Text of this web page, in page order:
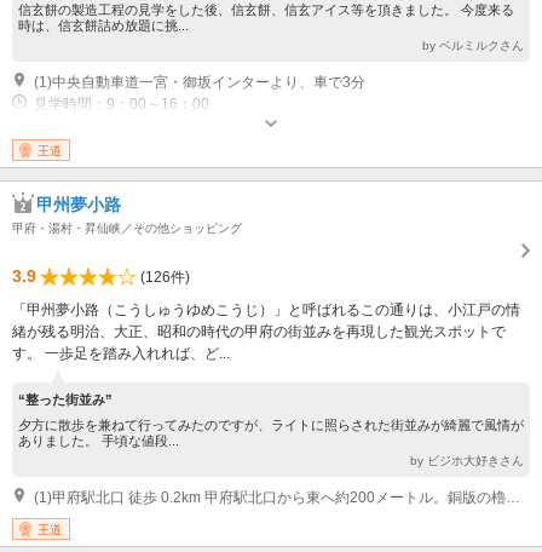
信玄餅の製造工程の見学をした後、信玄餅、信玄アイス等を頂きました。 今度来る
時は、信玄餅詰め放題に挑...
by ベルミルクさん
(1)中央自動車道一宮・御坂インターより、車で3分
見学時間：9：00～16：00
王道
甲州夢小路
甲府・湯村・昇仙峡／その他ショッピング
3.9
(126件)
「甲州夢小路（こうしゅうゆめこうじ）」と呼ばれるこの通りは、小江戸の情
緒が残る明治、大正、昭和の時代の甲府の街並みを再現した観光スポットで
す。 一歩足を踏み入れれば、ど...
“整った街並み”
夕方に散歩を兼ねて行ってみたのですが、ライトに照らされた街並みが綺麗で風情が
ありました。 手頃な値段...
by ビジホ大好きさん
王道